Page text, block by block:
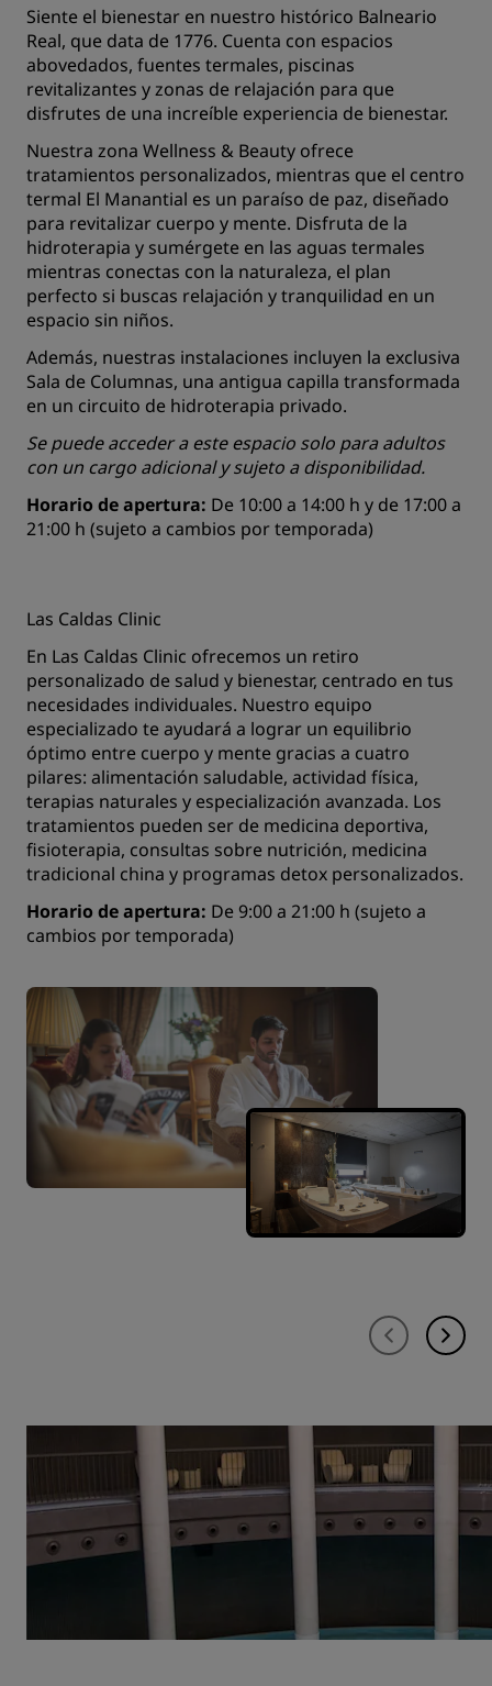
Siente el bienestar en nuestro histórico Balneario
Real, que data de 1776. Cuenta con espacios
abovedados, fuentes termales, piscinas
revitalizantes y zonas de relajación para que
disfrutes de una increíble experiencia de bienestar.
Nuestra zona Wellness & Beauty ofrece
tratamientos personalizados, mientras que el centro
termal El Manantial es un paraíso de paz, diseñado
para revitalizar cuerpo y mente. Disfruta de la
hidroterapia y sumérgete en las aguas termales
mientras conectas con la naturaleza, el plan
perfecto si buscas relajación y tranquilidad en un
espacio sin niños.
Además, nuestras instalaciones incluyen la exclusiva
Sala de Columnas, una antigua capilla transformada
en un circuito de hidroterapia privado.
Se puede acceder a este espacio solo para adultos
con un cargo adicional y sujeto a disponibilidad.
Horario de apertura: De 10:00 a 14:00 h y de 17:00 a
21:00 h (sujeto a cambios por temporada)
Las Caldas Clinic
En Las Caldas Clinic ofrecemos un retiro
personalizado de salud y bienestar, centrado en tus
necesidades individuales. Nuestro equipo
especializado te ayudará a lograr un equilibrio
óptimo entre cuerpo y mente gracias a cuatro
pilares: alimentación saludable, actividad física,
terapias naturales y especialización avanzada. Los
tratamientos pueden ser de medicina deportiva,
fisioterapia, consultas sobre nutrición, medicina
tradicional china y programas detox personalizados.
Horario de apertura: De 9:00 a 21:00 h (sujeto a
cambios por temporada)